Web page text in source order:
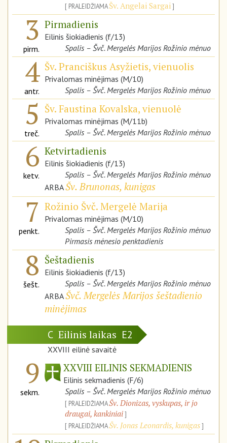
PRALEIDŽIAMAŠv. Angelai Sargai
3
pirm.
Pirmadienis
Eilinis šiokiadienis (f/13)
Spalis – Švč. Mergelės Marijos Rožinio mėnuo
4
antr.
Šv. Pranciškus Asyžietis, vienuolis
Privalomas minėjimas (M/10)
Spalis – Švč. Mergelės Marijos Rožinio mėnuo
5
treč.
Šv. Faustina Kovalska, vienuolė
Privalomas minėjimas (M/11b)
Spalis – Švč. Mergelės Marijos Rožinio mėnuo
6
ketv.
Ketvirtadienis
Eilinis šiokiadienis (f/13)
Spalis – Švč. Mergelės Marijos Rožinio mėnuo
ARBAŠv. Brunonas, kunigas
7
penkt.
Rožinio Švč. Mergelė Marija
Privalomas minėjimas (M/10)
Spalis – Švč. Mergelės Marijos Rožinio mėnuo
Pirmasis mėnesio penktadienis
8
šešt.
Šeštadienis
Eilinis šiokiadienis (f/13)
Spalis – Švč. Mergelės Marijos Rožinio mėnuo
ARBAŠvč. Mergelės Marijos šeštadienio
minėjimas
C Eilinis laikas E2
XXVIII eilinė savaitė
9
sekm.
XXVIII EILINIS SEKMADIENIS
Eilinis sekmadienis (F/6)
Spalis – Švč. Mergelės Marijos Rožinio mėnuo
PRALEIDŽIAMAŠv. Dionizas, vyskupas, ir jo
draugai, kankiniai
PRALEIDŽIAMAŠv. Jonas Leonardis, kunigas